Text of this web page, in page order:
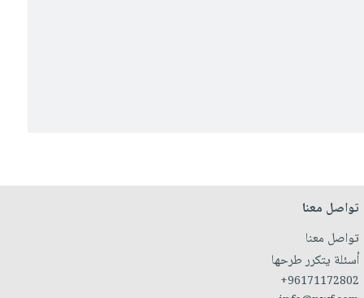
تواصل معنا
تواصل معنا
أسئلة يتكرر طرحها
+96171172802